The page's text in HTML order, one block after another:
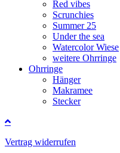
Red vibes
Scrunchies
Summer 25
Under the sea
Watercolor Wiese
weitere Ohrringe
Ohrringe
Hänger
Makramee
Stecker
Vertrag widerrufen